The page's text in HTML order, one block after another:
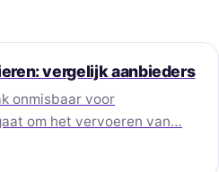
vergelijk aanbieders
onmisbaar voor
om het vervoeren van…